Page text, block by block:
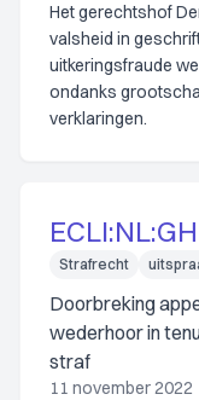
Het gerechtshof
valsheid in
uitkeringsfraude
ondanks
verklaringen.
Strafrecht
Doorbreking
wederhoor in
straf
11 november 2022